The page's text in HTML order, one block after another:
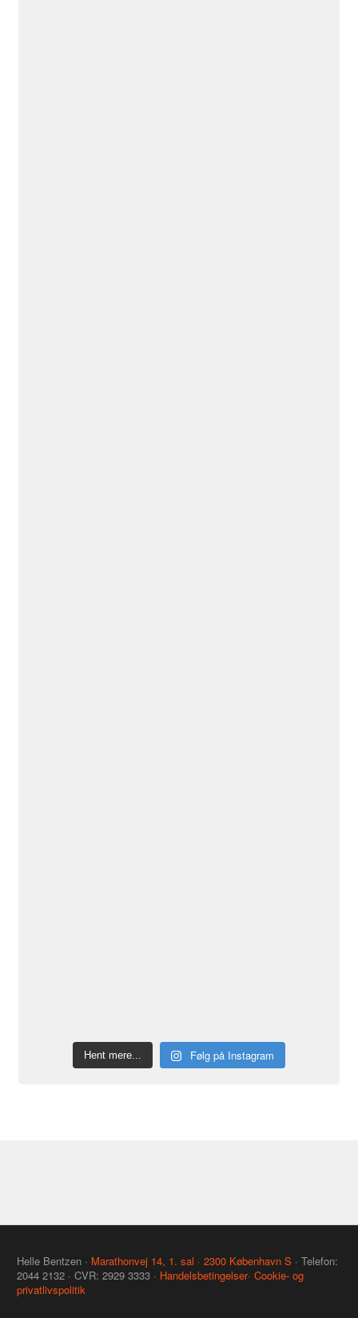
Hent mere... Følg på Instagram
Helle Bentzen · Marathonvej 14, 1. sal · 2300 København S · Telefon:
2044 2132 · CVR: 2929 3333 · Handelsbetingelser· Cookie- og
privatlivspolitik